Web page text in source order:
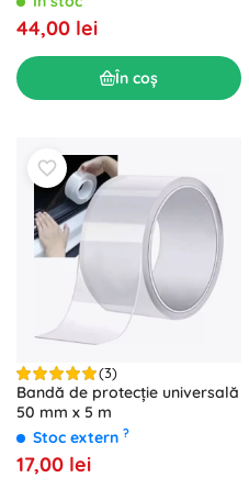
44,00 lei
În coș
(3)
Bandă de protecție universală
50 mm x 5 m
Stoc extern ?
17,00 lei